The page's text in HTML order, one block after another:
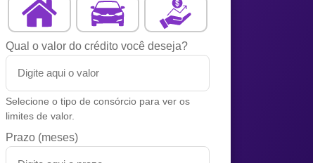
Qual o valor do crédito você deseja?
Selecione o tipo de consórcio para ver os
limites de valor.
Prazo (meses)